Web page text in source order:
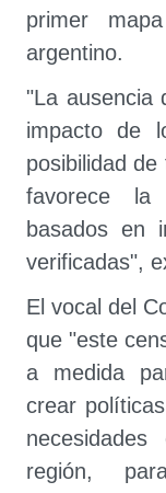
primer
argentino.
"La ausencia
impacto de
posibilidad
favorece la
basados en
verificadas",
El vocal del
que "este
a medida
crear
región,